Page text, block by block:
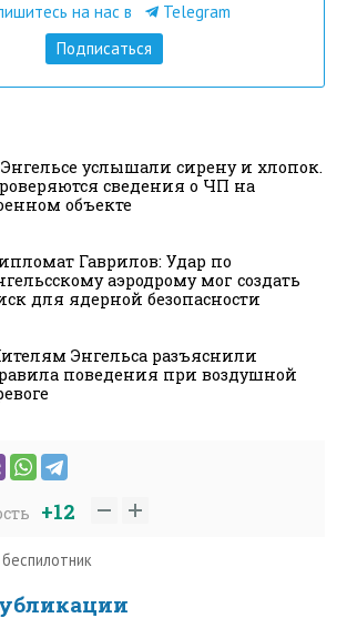
на нас в
Telegram
Подписаться
услышали сирену и хлопок.
сведения о ЧП на
объекте
Гаврилов: Удар по
аэродрому мог создать
для ядерной безопасности
Энгельса разъяснили
поведения при воздушной
+12
беспилотник